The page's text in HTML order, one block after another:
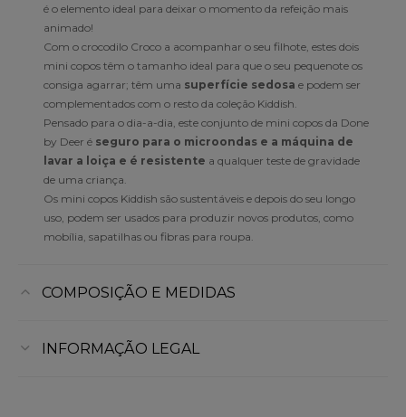
é o elemento ideal para deixar o momento da refeição mais
animado!
Com o crocodilo Croco a acompanhar o seu filhote, estes dois
mini copos têm o tamanho ideal para que o seu pequenote os
consiga agarrar; têm uma superfície sedosa e podem ser
complementados com o resto da coleção Kiddish.
Pensado para o dia-a-dia, este conjunto de mini copos da Done
by Deer é seguro para o microondas e a máquina de
lavar a loiça e é resistente a qualquer teste de gravidade
de uma criança.
Os mini copos Kiddish são sustentáveis e depois do seu longo
uso, podem ser usados para produzir novos produtos, como
mobília, sapatilhas ou fibras para roupa.
COMPOSIÇÃO E MEDIDAS
INFORMAÇÃO LEGAL